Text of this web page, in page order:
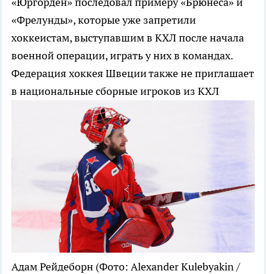
«Фрелунды», которые уже запретили
хоккеистам, выступавшим в КХЛ после начала
военной операции, играть у них в командах.
Федерация хоккея Швеции также не приглашает
в национальные сборные игроков из КХЛ
Адам Рейдеборн (Фото: Alexander Kulebyakin /